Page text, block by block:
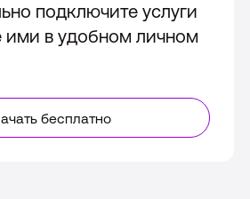
подключите услуги
ими в удобном личном
бесплатно